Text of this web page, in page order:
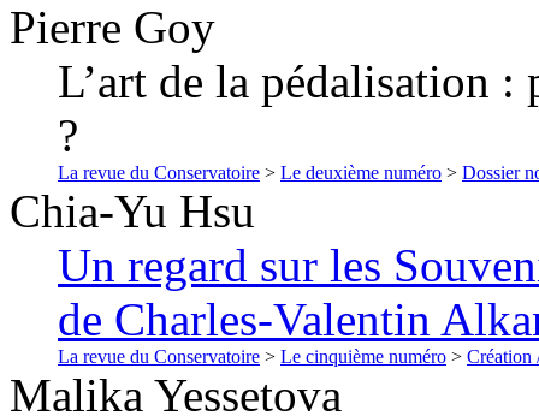
Pierre Goy
L’art de la pédalisation :
?
La revue du Conservatoire > Le deuxième numéro > Dossier
Chia-Yu Hsu
Un regard sur les
de Charles-Valentin
La revue du Conservatoire > Le cinquième numéro > Création
Malika Yessetova